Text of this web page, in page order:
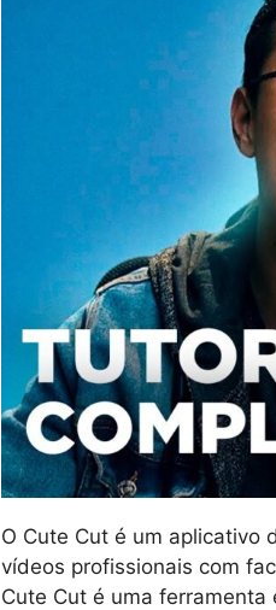
O Cute Cut é um aplicativo
vídeos profissionais com
Cute Cut é uma